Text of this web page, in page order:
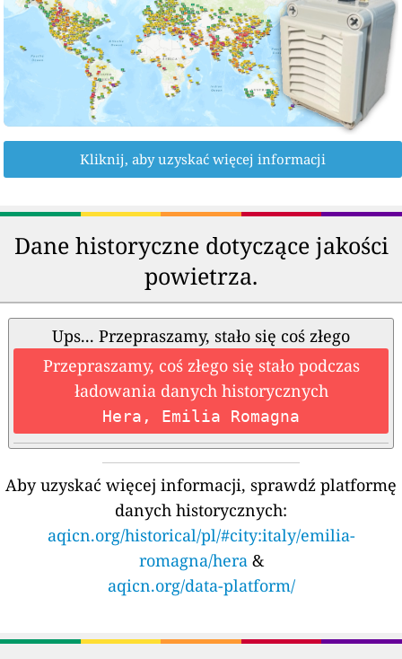
Kliknij, aby uzyskać więcej informacji
Dane historyczne dotyczące jakości
powietrza.
Ups... Przepraszamy, stało się coś złego
Przepraszamy, coś złego się stało podczas
ładowania danych historycznych
Hera, Emilia Romagna
Aby uzyskać więcej informacji, sprawdź platformę
danych historycznych:
aqicn.org/historical/pl/#city:italy/emilia-
romagna/hera &
aqicn.org/data-platform/